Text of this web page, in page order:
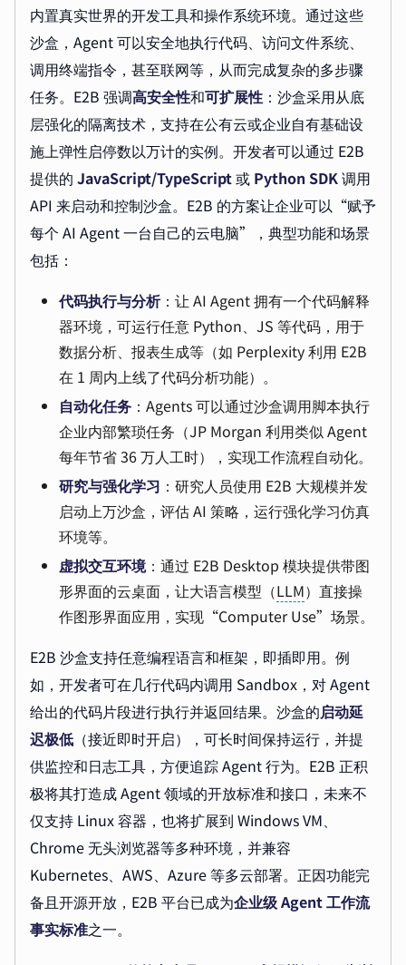
内置真实世界的开发工具和操作系统环境。通过这些
沙盒，Agent 可以安全地执行代码、访问文件系统、
调用终端指令，甚至联网等，从而完成复杂的多步骤
任务。E2B 强调高安全性和可扩展性 ：沙盒采用从底
层强化的隔离技术，支持在公有云或企业自有基础设
施上弹性启停数以万计的实例。开发者可以通过 E2B
提供的 JavaScript/TypeScript或 Python SDK调用
API 来启动和控制沙盒。E2B 的方案让企业可以“赋予
每个 AI Agent 一台自己的云电脑”，典型功能和场景
包括：
代码执行与分析：让 AI Agent 拥有一个代码解释
器环境，可运行任意 Python、JS 等代码，用于
数据分析、报表生成等（如 Perplexity 利用 E2B
在 1 周内上线了代码分析功能）。
自动化任务 ：Agents 可以通过沙盒调用脚本执行
企业内部繁琐任务（JP Morgan 利用类似 Agent
每年节省 36 万人工时），实现工作流程自动化。
研究与强化学习 ：研究人员使用 E2B 大规模并发
启动上万沙盒，评估 AI 策略，运行强化学习仿真
环境等。
虚拟交互环境：通过 E2B Desktop 模块提供带图
形界面的云桌面，让大语言模型（LLM）直接操
作图形界面应用，实现“Computer Use”场景。
E2B 沙盒支持任意编程语言和框架，即插即用。例
如，开发者可在几行代码内调用 Sandbox，对 Agent
给出的代码片段进行执行并返回结果。沙盒的启动延
迟极低 （接近即时开启），可长时间保持运行，并提
供监控和日志工具，方便追踪 Agent 行为。E2B 正积
极将其打造成 Agent 领域的开放标准和接口，未来不
仅支持 Linux 容器，也将扩展到 Windows VM、
Chrome 无头浏览器等多种环境，并兼容
Kubernetes、AWS、Azure 等多云部署。正因功能完
备且开源开放，E2B 平台已成为企业级 Agent 工作流
事实标准之一。